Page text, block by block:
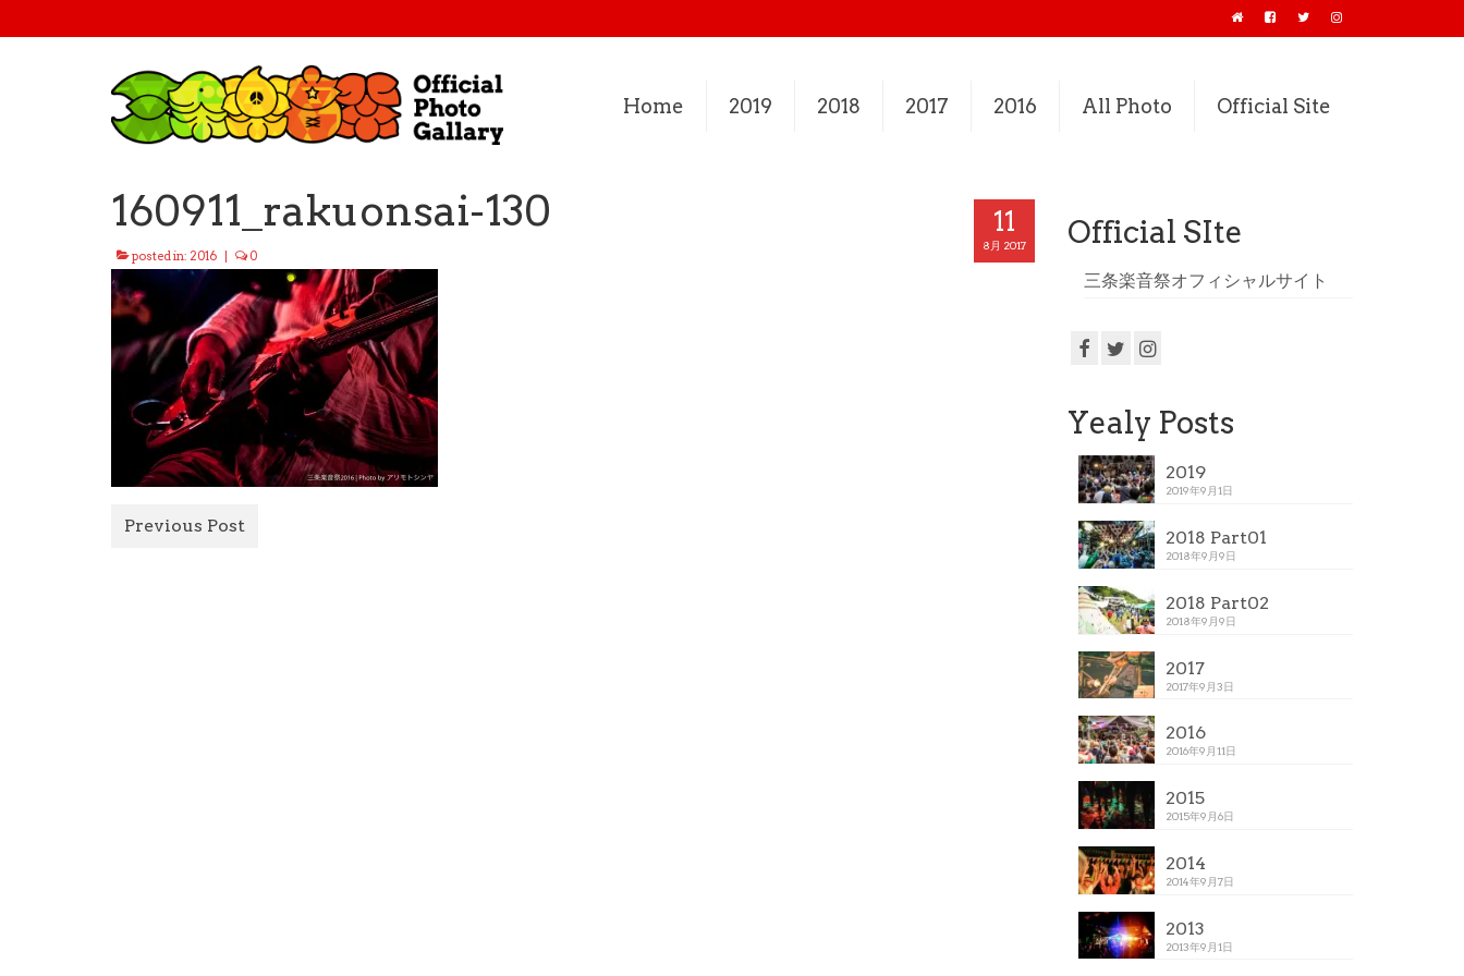
Home 2019 2018 2017 2016 All Photo Official Site
11
8月 2017
160911_rakuonsai-130
posted in: 2016 0
Previous Post
Official SIte
三条楽音祭オフィシャルサイト
Yealy Posts
2019
2019年9月1日
2018 Part01
2018年9月9日
2018 Part02
2018年9月9日
2017
2017年9月3日
2016
2016年9月11日
2015
2015年9月6日
2014
2014年9月7日
2013
2013年9月1日